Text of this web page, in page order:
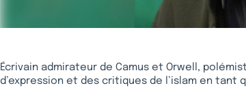
Écrivain admirateur de Camus et Orwell,
d’expression et des critiques de l’islam en